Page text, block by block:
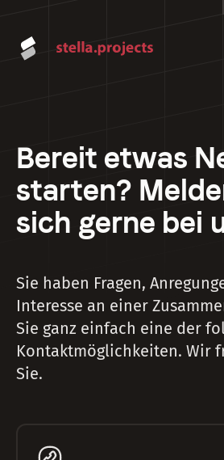
Bereit etwas
starten?
sich gerne bei
Sie haben Fragen,
Interesse an einer
Sie ganz einfach eine der
Kontaktmöglichkeiten. Wir
Sie.